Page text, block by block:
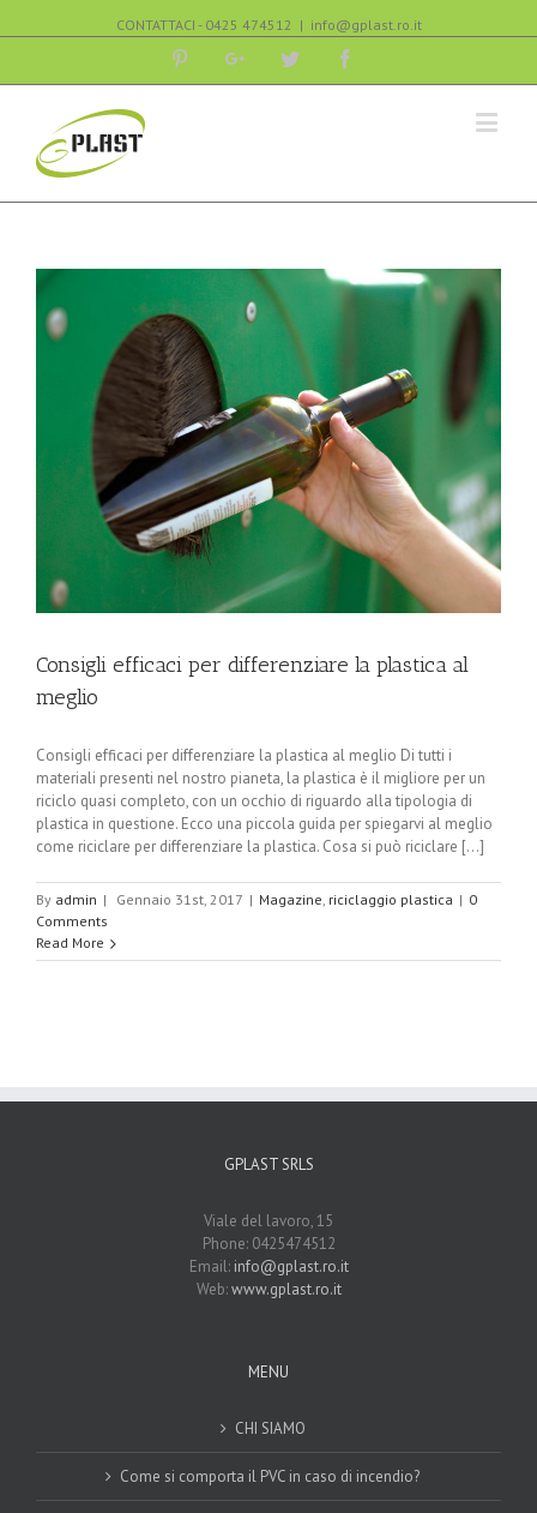
CONTATTACI - 0425 474512 | info@gplast.ro.it
PinterestGoogle+Twitter
Consigli efficaci per differenziare la plastica al
meglio
Consigli efficaci per differenziare la plastica al meglio Di tutti i
materiali presenti nel nostro pianeta, la plastica è il migliore per un
riciclo quasi completo, con un occhio di riguardo alla tipologia di
plastica in questione. Ecco una piccola guida per spiegarvi al meglio
come riciclare per differenziare la plastica. Cosa si può riciclare [...]
By admin | Gennaio 31st, 2017 | Magazine, riciclaggio plastica | 0
Comments
Read More
GPLAST SRLS
Viale del lavoro, 15
Phone: 0425474512
Email: info@gplast.ro.it
Web:www.gplast.ro.it
MENU
CHI SIAMO
Come si comporta il PVC in caso di incendio?